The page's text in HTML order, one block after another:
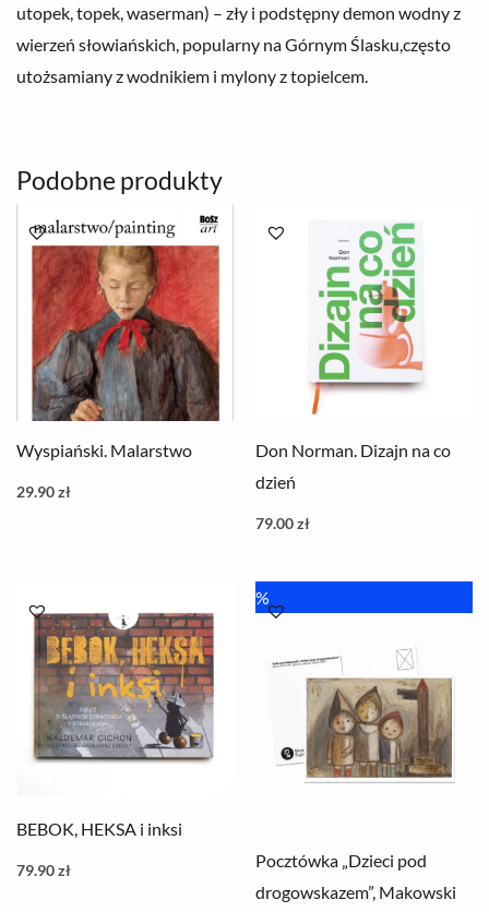
utopek, topek, waserman) – zły i podstępny demon wodny z
wierzeń słowiańskich, popularny na Górnym Ślasku,często
utożsamiany z wodnikiem i mylony z topielcem.
Podobne produkty
Wyspiański. Malarstwo
29.90zł
Don Norman. Dizajn na co
dzień
79.00zł
BEBOK, HEKSA i inksi
79.90zł
%
Pocztówka „Dzieci pod
drogowskazem”, Makowski
cena
cena
6.00 zł.